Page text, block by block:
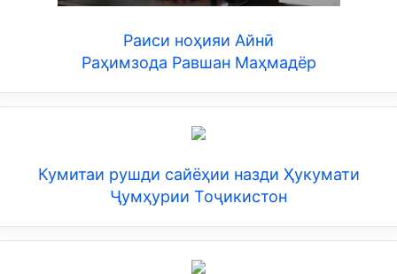
Раиси ноҳияи Айнӣ
Раҳимзода Равшан Маҳмадёр
Кумитаи рушди сайёҳии назди Ҳукумати
Ҷумҳурии Тоҷикистон